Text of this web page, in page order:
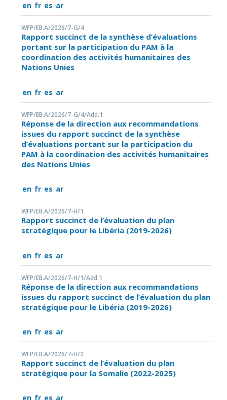
en fr es ar
WFP/EB.A/2026/7-G/4
Rapport succinct de la synthèse d’évaluations
portant sur la participation du PAM à la
coordination des activités humanitaires des
Nations Unies
en fr es ar
WFP/EB.A/2026/7-G/4/Add.1
Réponse de la direction aux recommandations
issues du rapport succinct de la synthèse
d’évaluations portant sur la participation du
PAM à la coordination des activités humanitaires
des Nations Unies
en fr es ar
WFP/EB.A/2026/7-H/1
Rapport succinct de l’évaluation du plan
stratégique pour le Libéria (2019-2026)
en fr es ar
WFP/EB.A/2026/7-H/1/Add.1
Réponse de la direction aux recommandations
issues du rapport succinct de l’évaluation du plan
stratégique pour le Libéria (2019-2026)
en fr es ar
WFP/EB.A/2026/7-H/2
Rapport succinct de l’évaluation du plan
stratégique pour la Somalie (2022-2025)
en fr es ar